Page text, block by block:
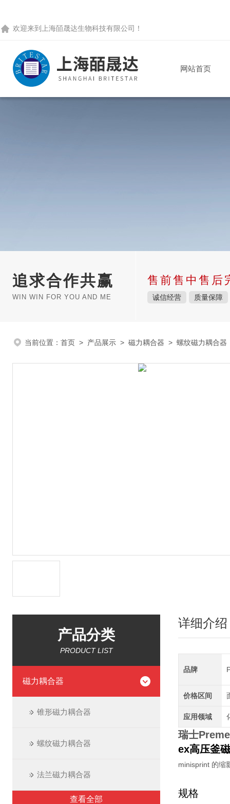
欢迎来到 上海皕晟达生物科技有限公司 ！
网站首页
追求合作共赢
WIN WIN FOR YOU AND ME
售前售中售后
诚信经营 质量保障
当前位置： 首页 > 产品展示 > 磁力耦合器 > 螺纹磁力耦合器
产品分类
PRODUCT LIST
磁力耦合器
锥形磁力耦合器
螺纹磁力耦合器
法兰磁力耦合器
查看全部
详细介绍
品牌
价格区间
应用领域
瑞士
ex高压釜
minisprint 的缩
规格